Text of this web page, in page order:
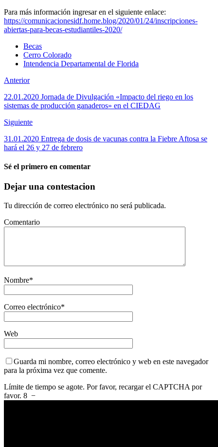
Para más información ingresar en el siguiente enlace:
https://comunicacionesidf.home.blog/2020/01/24/inscripciones-
abiertas-para-becas-estudiantiles-2020/
Becas
Cerro Colorado
Intendencia Departamental de Florida
Anterior
22.01.2020 Jornada de Divulgación «Impacto del riego en los
sistemas de producción ganaderos» en el CIEDAG
Siguiente
31.01.2020 Entrega de dosis de vacunas contra la Fiebre Aftosa se
hará el 26 y 27 de febrero
Sé el primero en comentar
Dejar una contestacion
Tu dirección de correo electrónico no será publicada.
Comentario
Nombre*
Correo electrónico*
Web
Guarda mi nombre, correo electrónico y web en este navegador
para la próxima vez que comente.
Límite de tiempo se agote. Por favor, recargar el CAPTCHA por
favor. 8 −